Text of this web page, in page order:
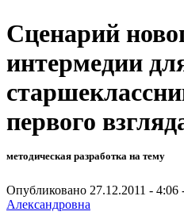
Сценарий
интермедии
первого
методическая разработка на тему
Опубликовано 27.12.2011 - 4:06
Александровна